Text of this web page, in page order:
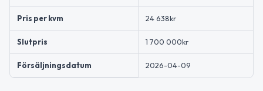
Pris per kvm 24 638kr
Slutpris 1 700 000kr
Försäljningsdatum 2026-04-09